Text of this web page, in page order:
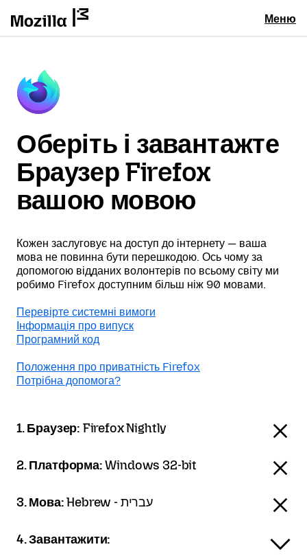
Меню
Оберіть і завантажте
Браузер Firefox
вашою мовою
Кожен заслуговує на доступ до інтернету — ваша
мова не повинна бути перешкодою. Ось чому за
допомогою відданих волонтерів по всьому світу ми
робимо Firefox доступним більш ніж 90 мовами.
Перевірте системні вимоги
Інформація про випуск
Програмний код
Положення про приватність Firefox
Потрібна допомога?
1. Браузер: Firefox Nightly
2. Платформа:Windows 32-bit
3. Мова: Hebrew - עברית
4. Завантажити: